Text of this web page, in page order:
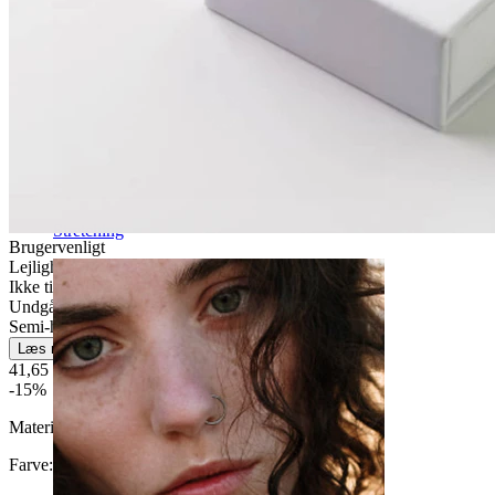
Stretching
Brugervenligt
Lejlighedsvis brug
Ikke til sensitiv hud
Undgå vand
Semi-holdbar
Læs mere
41,65 kr49,00 kr
-15%
Materiale:
Messing
Farve: